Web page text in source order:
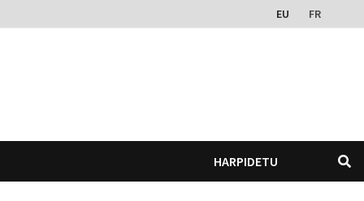
EU FR
HARPIDETU